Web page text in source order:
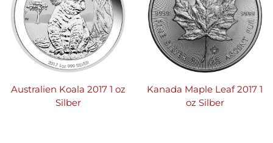
Australien Koala 2017 1 oz
Silber
Kanada Maple Leaf 2017 1
oz Silber